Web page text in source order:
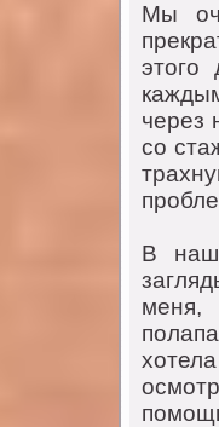
Мы
через
сo
В
меня,